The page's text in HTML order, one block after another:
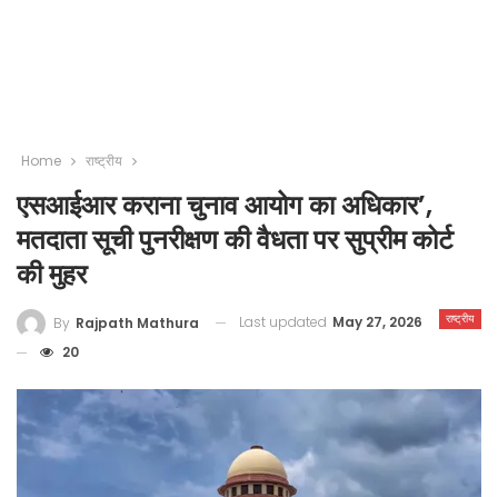
Home राष्ट्रीय
एसआईआर कराना चुनाव आयोग का अधिकार’,
मतदाता सूची पुनरीक्षण की वैधता पर सुप्रीम कोर्ट
की मुहर
राष्ट्रीय
By Rajpath Mathura Last updated May 27, 2026
20